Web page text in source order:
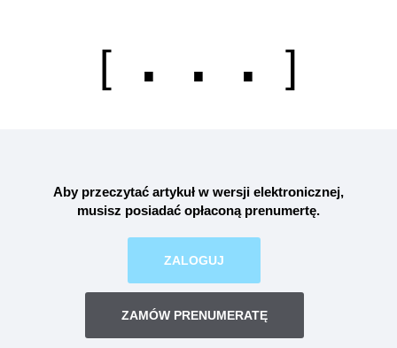
[ . . . ]
Aby przeczytać artykuł w wersji elektronicznej,
musisz posiadać opłaconą prenumertę.
ZALOGUJ
ZAMÓW PRENUMERATĘ